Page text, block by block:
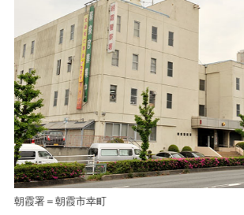
朝霞署＝朝霞市幸町